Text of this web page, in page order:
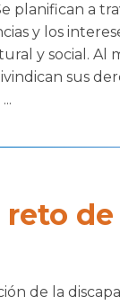
planifican a
y los
y social. Al
sus
reto
de la